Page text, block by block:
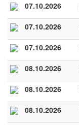
07.10.2026
07.10.2026
07.10.2026
08.10.2026
08.10.2026
08.10.2026